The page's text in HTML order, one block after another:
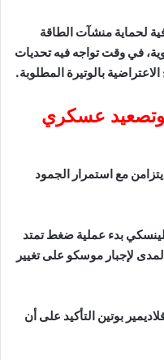
لحماية منشآت الطاقة
في وقت تواجه فيه تحديات
بالوتيرة المطلوبة.
وتصعيد عسكري
مع استمرار الجمود
بدء عملية ضغط تمتد
لإجبار موسكو على تغيير
بوتين التأكيد على أن